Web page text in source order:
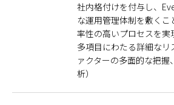
社内格付けを付与し、
な運用管理体制を敷く
率性の高いプロセスを実
多項目にわたる詳細なリ
ァクターの多面的な把
析）